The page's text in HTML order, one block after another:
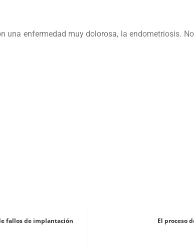
una enfermedad muy dolorosa, la endometriosis.
fallos de implantación
El proceso